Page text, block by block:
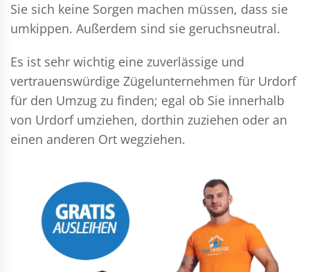
Sie sich keine Sorgen machen müssen, dass sie
umkippen. Außerdem sind sie geruchsneutral.
Es ist sehr wichtig eine zuverlässige und
vertrauenswürdige Zügelunternehmen für Urdorf
für den Umzug zu finden; egal ob Sie innerhalb
von Urdorf umziehen, dorthin zuziehen oder an
einen anderen Ort wegziehen.